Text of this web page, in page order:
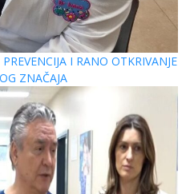
I RANO OTKRIVANJE
ZNAČAJA